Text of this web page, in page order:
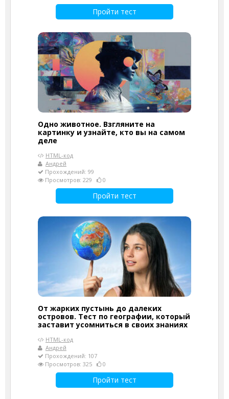
Пройти тест
Одно животное. Взгляните на
картинку и узнайте, кто вы на самом
деле
HTML-код
Андрей
Прохождений: 99
Просмотров: 229
0
Пройти тест
От жарких пустынь до далеких
островов. Тест по географии, который
заставит усомниться в своих знаниях
HTML-код
Андрей
Прохождений: 107
Просмотров: 325
0
Пройти тест